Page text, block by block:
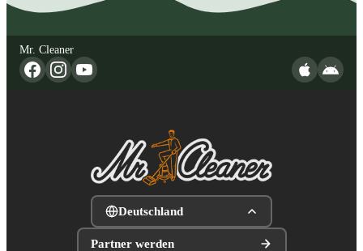
Mr. Cleaner
Deutschland
Partner werden